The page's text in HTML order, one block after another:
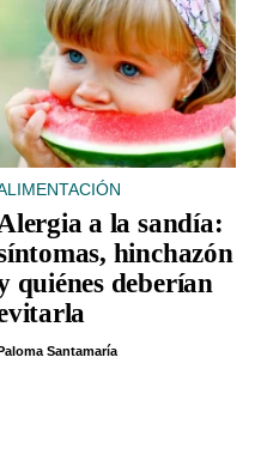
a la sandía:
hinchazón
quiénes deberían
Santamaría